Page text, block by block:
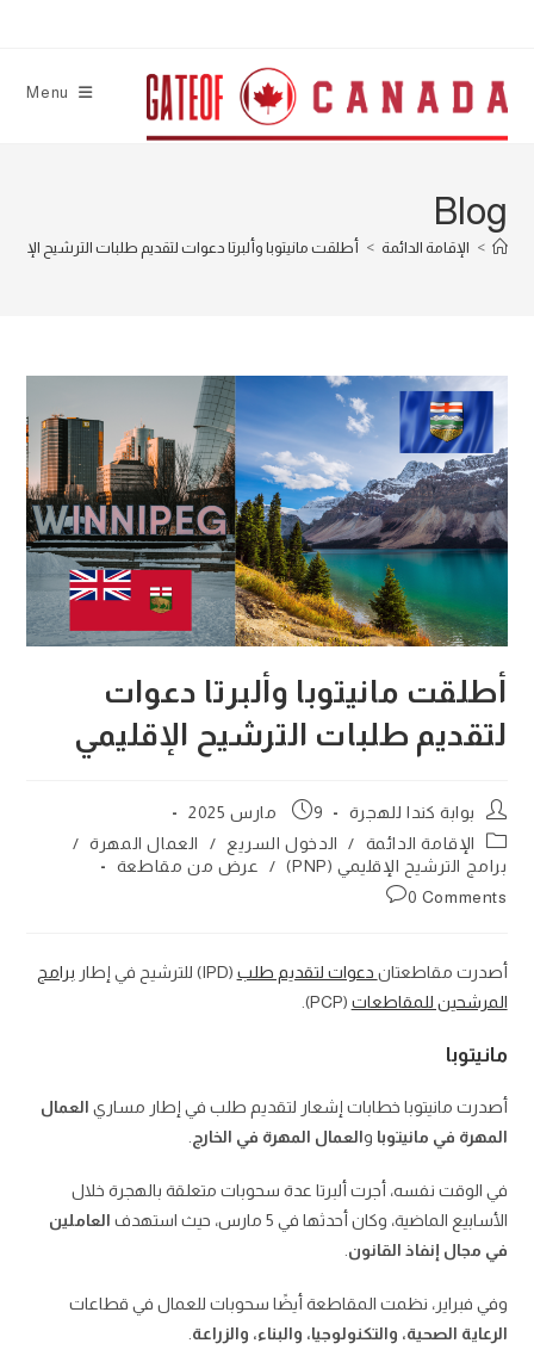
Menu
Blog
> الإقامة الدائمة > أطلقت مانيتوبا وألبرتا دعوات لتقديم طلبات الترشيح
أطلقت مانيتوبا وألبرتا دعوات
لتقديم طلبات الترشيح الإقليمي
Post
author:
بوابة كندا للهجرة
Post
9 مارس 2025
Post
category:
الإقامة الدائمة / الدخول السريع / العمال المهرة /
برامج الترشيح الإقليمي (PNP)
/
عرض من مقاطعة
Post
0 Comments
أصدرت مقاطعتان دعوات لتقديم طلب (IPD) للترشيح في إطار
برامج
المرشحين للمقاطعات (PCP).
مانيتوبا
أصدرت مانيتوبا خطابات إشعار لتقديم طلب في إطار مساري العمال
المهرة في مانيتوبا والعمال المهرة في الخارج
في الوقت نفسه، أجرت ألبرتا عدة سحوبات متعلقة بالهجرة خلال
الأسابيع الماضية، وكان أحدثها في 5 مارس، حيث استهدف
العاملين
في مجال إنفاذ القانون
وفي فبراير، نظمت المقاطعة أيضًا سحوبات للعمال في قطاعات
الرعاية الصحية، والتكنولوجيا، والبناء، والزراعة